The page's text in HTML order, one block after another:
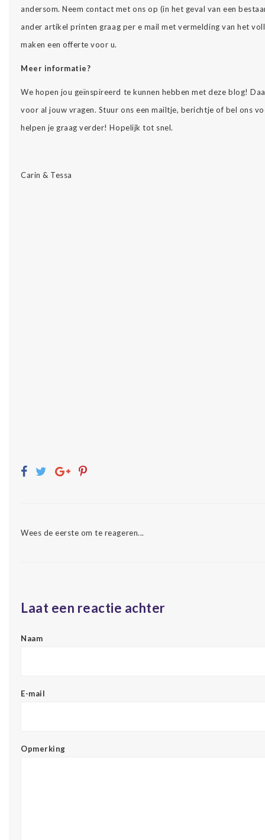
andersom. Neem contact met ons op (in het geval van een
ander artikel printen graag per e mail met vermelding van het
maken een offerte voor u.
Meer informatie?
We hopen jou geïnspireerd te kunnen hebben met deze blog!
voor al jouw vragen. Stuur ons een mailtje, berichtje of bel ons
helpen je graag verder! Hopelijk tot snel.
Carin & Tessa
Wees de eerste om te reageren...
Laat een reactie achter
Naam
E-mail
Opmerking